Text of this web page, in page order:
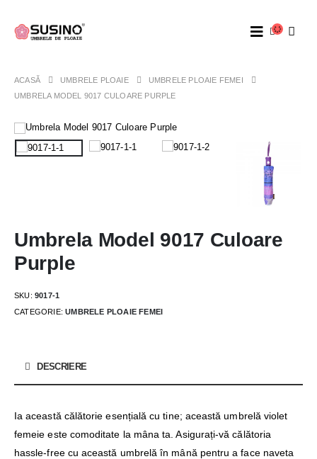
ACASĂ UMBRELE PLOAIE
UMBRELE PLOAIE FEMEI
UMBRELA MODEL 9017 CULOARE PURPLE
Umbrela Model 9017 Culoare
Purple
SKU: 9017-1
CATEGORIE:UMBRELE PLOAIE FEMEI
DESCRIERE
Ia această călătorie esențială cu tine; această umbrelă violet
femeie este comoditate la mâna ta. Asigurați-vă călătoria
hassle-free cu această umbrelă în mână pentru a face naveta